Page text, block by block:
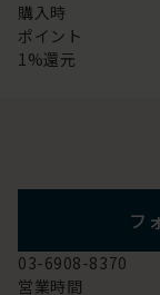
購入時
ポイント
1%還元
フ
03-6908-8370
営業時間